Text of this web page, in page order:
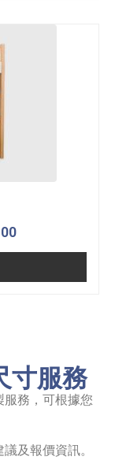
寸服務
務，可根據您
及報價資訊。